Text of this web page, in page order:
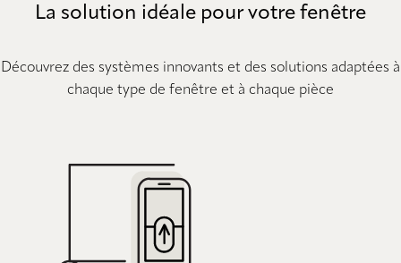
La solution idéale pour votre fenêtre
Découvrez des systèmes innovants et des solutions adaptées à
chaque type de fenêtre et à chaque pièce